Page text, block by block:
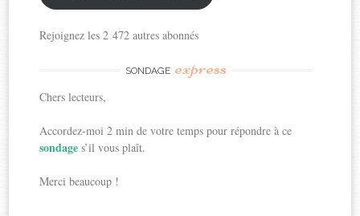
Rejoignez les 2 472 autres abonnés
SONDAGE express
Chers lecteurs,
Accordez-moi 2 min de votre temps pour répondre à ce
sondages’il vous plaît.
Merci beaucoup !